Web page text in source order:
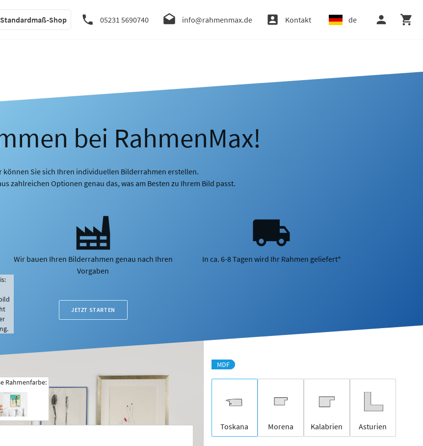
Standardmaß-Shop 05231 5690740 info@rahmenmax.de Kontakt de
bei RahmenMax!
können Sie sich Ihren individuellen Bilderrahmen erstellen.
zahlreichen Optionen genau das, was am Besten zu Ihrem Bild passt.
Wir bauen Ihren Bilderrahmen genau nach Ihren
Vorgaben
In ca. 6-8 Tagen wird Ihr Rahmen geliefert*
JETZT STARTEN
Rahmenfarbe:
MDF
Toskana Morena Kalabrien Asturien